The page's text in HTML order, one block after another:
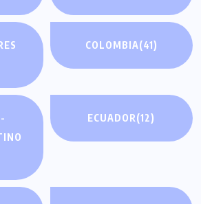
COLOMBIA(41)
ECUADOR(12)